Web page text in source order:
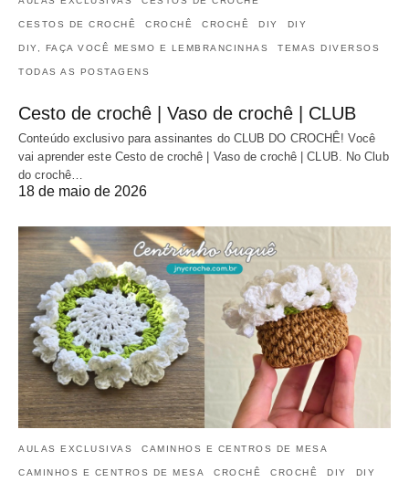
CESTOS DE CROCHÊ CROCHÊ CROCHÊ DIY DIY
DIY, FAÇA VOCÊ MESMO E LEMBRANCINHAS TEMAS DIVERSOS
TODAS AS POSTAGENS
Cesto de crochê | Vaso de crochê | CLUB
Conteúdo exclusivo para assinantes do CLUB DO CROCHÊ! Você
vai aprender este Cesto de crochê | Vaso de crochê | CLUB. No Club
do crochê…
18 de maio de 2026
AULAS EXCLUSIVAS CAMINHOS E CENTROS DE MESA
CAMINHOS E CENTROS DE MESA CROCHÊ CROCHÊ DIY DIY